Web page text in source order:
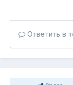
Ответить в